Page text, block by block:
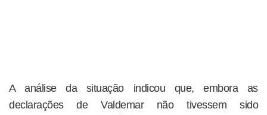
A análise da situação indicou que, embora as
declarações de Valdemar não tivessem sido